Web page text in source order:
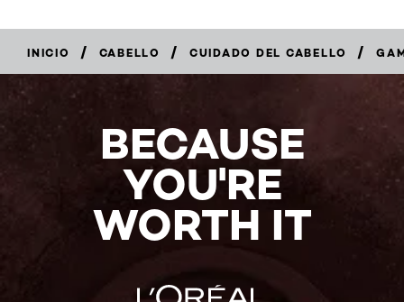
INICIO / CABELLO / CUIDADO DEL CABELLO /
EN
BECAUSE
YOU'RE
WORTH IT